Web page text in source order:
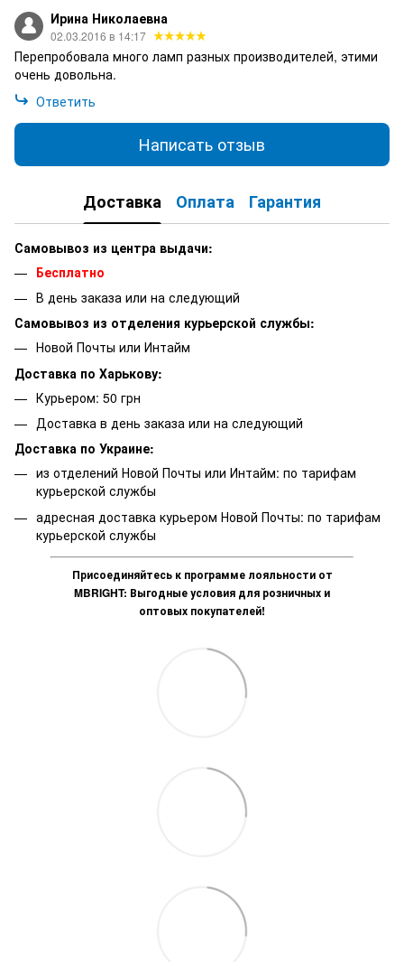
Ирина Николаевна
02.03.2016 в 14:17
Перепробовала много ламп разных производителей, этими
очень довольна.
Ответить
Написать отзыв
Доставка Оплата Гарантия
Самовывоз из центра выдачи:
Бесплатно
В день заказа или на следующий
Самовывоз из отделения курьерской службы:
Новой Почты или Интайм
Доставка по Харькову:
Курьером: 50 грн
Доставка в день заказа или на следующий
Доставка по Украине:
из отделений Новой Почты или Интайм: по тарифам
курьерской службы
адресная доставка курьером Новой Почты: по тарифам
курьерской службы
Присоединяйтесь к программе лояльности от
MBRIGHT: Выгодные условия для розничных и
оптовых покупателей!